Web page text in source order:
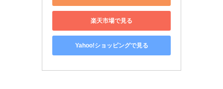
楽天市場で見る
Yahoo!ショッピングで見る